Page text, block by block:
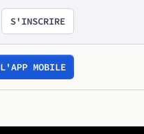
S'INSCRIRE
L'APP MOBILE